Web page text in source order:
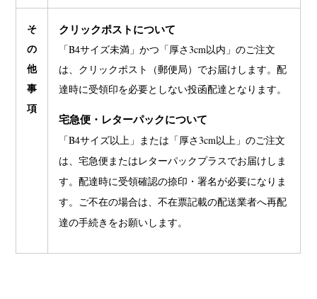
Exhibition Members Workshop Documents
そ
の
他
事
項
クリックポストについて
「B4サイズ未満」かつ「厚さ3cm以内」のご注文
は、クリックポスト（郵便局）でお届けします。配
達時に受領印を必要としない投函配達となります。
宅急便・レターパックについて
「B4サイズ以上」または「厚さ3cm以上」のご注文
は、宅急便またはレターパックプラスでお届けしま
す。配達時に受領確認の捺印・署名が必要になりま
す。ご不在の場合は、不在票記載の配送業者へ再配
達の手続きをお願いします。